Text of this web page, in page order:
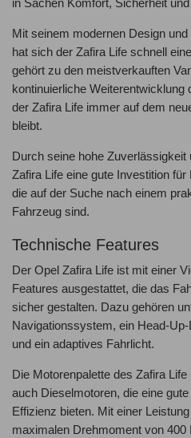
in Sachen Komfort, Sicherheit
Mit seinem modernen Design
hat sich der Zafira Life schnell
gehört zu den meistverkauften
kontinuierliche
der Zafira Life immer auf dem
bleibt.
Durch seine hohe Zuverlässigkeit
Zafira Life eine gute Investition
die auf der Suche nach einem
Fahrzeug sind.
Technische Features
Der Opel Zafira Life ist mit einer
Features ausgestattet, die das
sicher gestalten. Dazu gehören
Navigationssystem, ein Head-
und ein adaptives Fahrlicht.
Die Motorenpalette des Zafira
auch Dieselmotoren, die eine
Effizienz bieten. Mit einer
maximalen Drehmoment von 400